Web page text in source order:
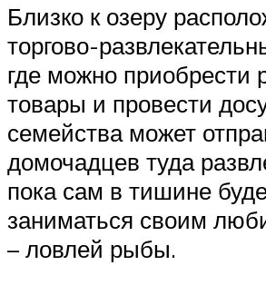
Близко к озеру
торгово-
где можно приобрести
товары и провести
семейства может
домочадцев туда
пока сам в тишине
заниматься своим
– ловлей рыбы.